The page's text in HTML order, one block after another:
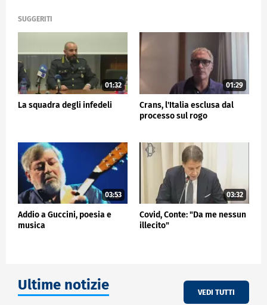
SUGGERITI
01:32
La squadra degli infedeli
01:29
Crans, l'Italia esclusa dal
processo sul rogo
03:53
Addio a Guccini, poesia e
musica
03:32
Covid, Conte: "Da me nessun
illecito"
Ultime notizie VEDI TUTTI